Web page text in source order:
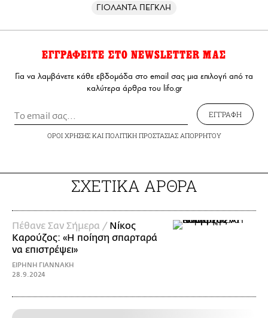
ΓΙΟΛΑΝΤΑ ΠΕΓΚΛΗ
ΕΓΓΡΑΦΕΙΤΕ ΣΤΟ NEWSLETTER ΜΑΣ
Για να λαμβάνετε κάθε εβδομάδα στο email σας μια επιλογή από τα
καλύτερα άρθρα του lifo.gr
ΕΓΓΡΑΦΗ
ΟΡΟΙ ΧΡΗΣΗΣΚΑΙ ΠΟΛΙΤΙΚΗ ΠΡΟΣΤΑΣΙΑΣ ΑΠΟΡΡΗΤΟΥ
ΣΧΕΤΙΚΑ ΑΡΘΡΑ
Πέθανε Σαν Σήμερα / Νίκος
Καρούζος: «Η ποίηση σπαρταρά
να επιστρέψει»
ΕΙΡΗΝΗ ΓΙΑΝΝΑΚΗ
28.9.2024